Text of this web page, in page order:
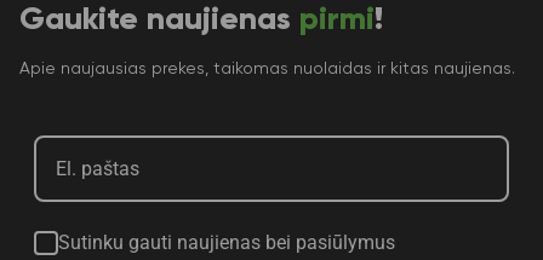
Gaukite naujienas pirmi!
Apie naujausias prekes, taikomas nuolaidas ir kitas naujienas.
Sutinku gauti naujienas bei pasiūlymus